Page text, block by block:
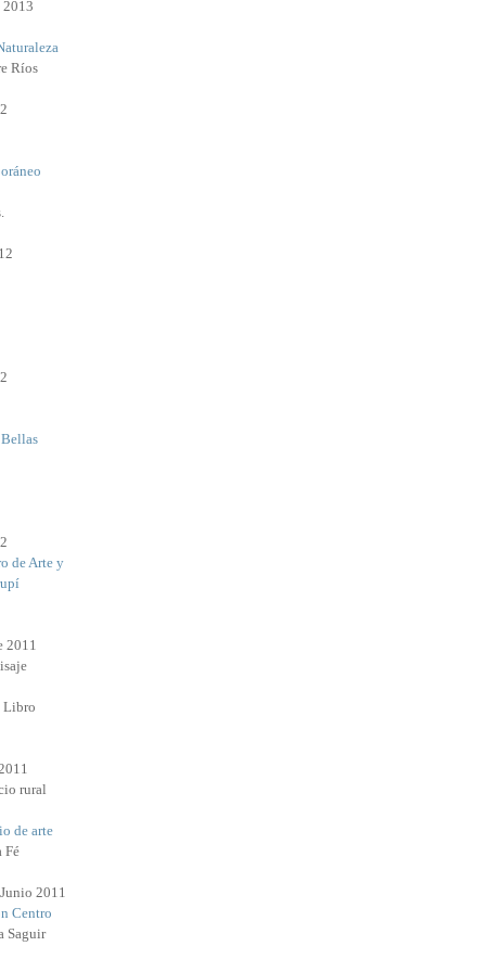
2013
Ríos
de Arte y
2011
Libro
rural
de arte
Fé
2011
Centro
Saguir